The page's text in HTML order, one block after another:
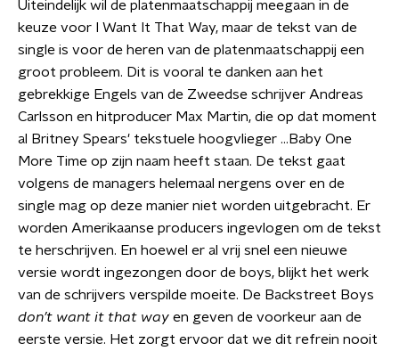
Uiteindelijk wil de platenmaatschappij meegaan in de
keuze voor I Want It That Way, maar de tekst van de
single is voor de heren van de platenmaatschappij een
groot probleem. Dit is vooral te danken aan het
gebrekkige Engels van de Zweedse schrijver Andreas
Carlsson en hitproducer Max Martin, die op dat moment
al Britney Spears' tekstuele hoogvlieger ...Baby One
More Time op zijn naam heeft staan. De tekst gaat
volgens de managers helemaal nergens over en de
single mag op deze manier niet worden uitgebracht. Er
worden Amerikaanse producers ingevlogen om de tekst
te herschrijven. En hoewel er al vrij snel een nieuwe
versie wordt ingezongen door de boys, blijkt het werk
van de schrijvers verspilde moeite. De Backstreet Boys
don’t want it that way en geven de voorkeur aan de
eerste versie. Het zorgt ervoor dat we dit refrein nooit